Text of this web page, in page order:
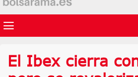
El Ibex cierra